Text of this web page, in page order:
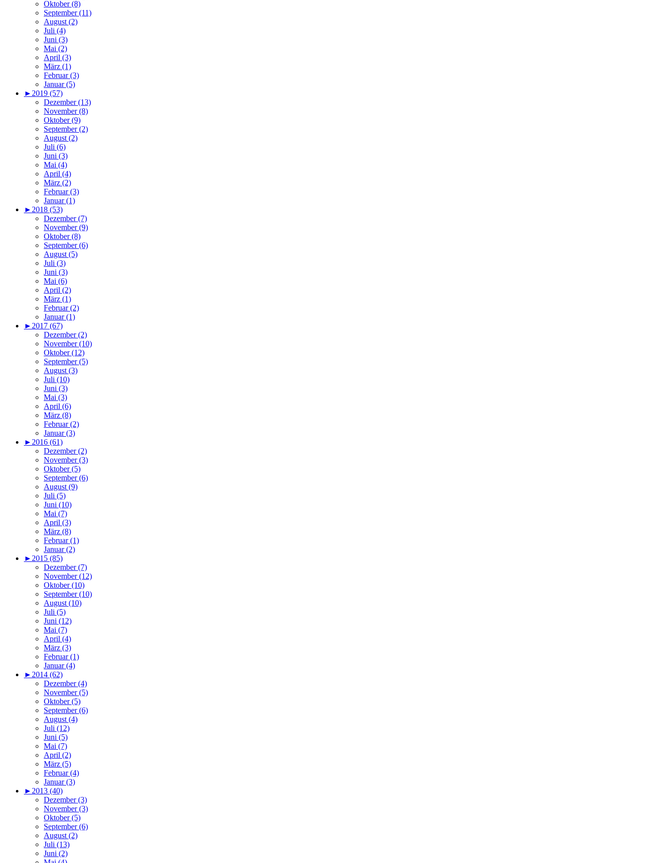
Oktober (8)
September (11)
August (2)
Juli (4)
Juni (3)
Mai (2)
April (3)
März (1)
Februar (3)
Januar (5)
► 2019 (57)
Dezember (13)
November (8)
Oktober (9)
September (2)
August (2)
Juli (6)
Juni (3)
Mai (4)
April (4)
März (2)
Februar (3)
Januar (1)
► 2018 (53)
Dezember (7)
November (9)
Oktober (8)
September (6)
August (5)
Juli (3)
Juni (3)
Mai (6)
April (2)
März (1)
Februar (2)
Januar (1)
► 2017 (67)
Dezember (2)
November (10)
Oktober (12)
September (5)
August (3)
Juli (10)
Juni (3)
Mai (3)
April (6)
März (8)
Februar (2)
Januar (3)
► 2016 (61)
Dezember (2)
November (3)
Oktober (5)
September (6)
August (9)
Juli (5)
Juni (10)
Mai (7)
April (3)
März (8)
Februar (1)
Januar (2)
► 2015 (85)
Dezember (7)
November (12)
Oktober (10)
September (10)
August (10)
Juli (5)
Juni (12)
Mai (7)
April (4)
März (3)
Februar (1)
Januar (4)
► 2014 (62)
Dezember (4)
November (5)
Oktober (5)
September (6)
August (4)
Juli (12)
Juni (5)
Mai (7)
April (2)
März (5)
Februar (4)
Januar (3)
► 2013 (40)
Dezember (3)
November (3)
Oktober (5)
September (6)
August (2)
Juli (13)
Juni (2)